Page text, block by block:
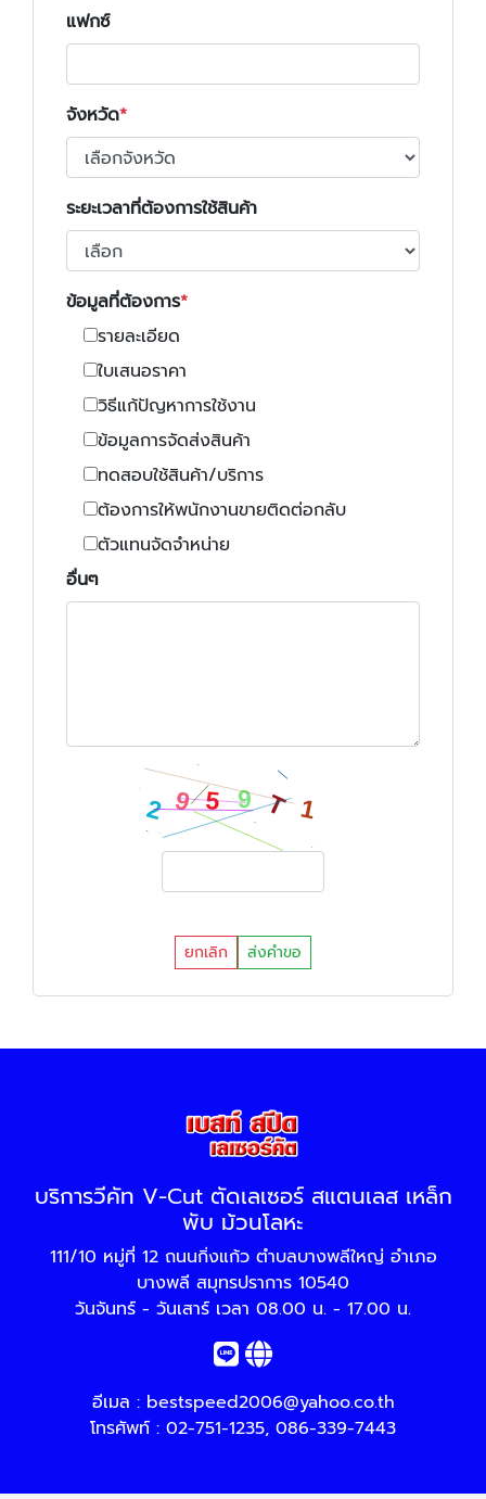
แฟกซ์
จังหวัด
ระยะเวลาที่ต้องการใช้สินค้า
ข้อมูลที่ต้องการ
รายละเอียด
ใบเสนอราคา
วิธีแก้ปัญหาการใช้งาน
ข้อมูลการจัดส่งสินค้า
ทดสอบใช้สินค้า/บริการ
ต้องการให้พนักงานขายติดต่อกลับ
ตัวแทนจัดจำหน่าย
อื่นๆ
ยกเลิก ส่งคำขอ
บริการวีคัท V-Cut ตัดเลเซอร์ สแตนเลส เหล็ก
พับ ม้วนโลหะ
111/10 หมู่ที่ 12 ถนนกิ่งแก้ว ตำบลบางพลีใหญ่ อำเภอ
บางพลี สมุทรปราการ 10540
วันจันทร์ - วันเสาร์ เวลา 08.00 น. - 17.00 น.
อีเมล : bestspeed2006@yahoo.co.th
โทรศัพท์ : 02-751-1235, 086-339-7443